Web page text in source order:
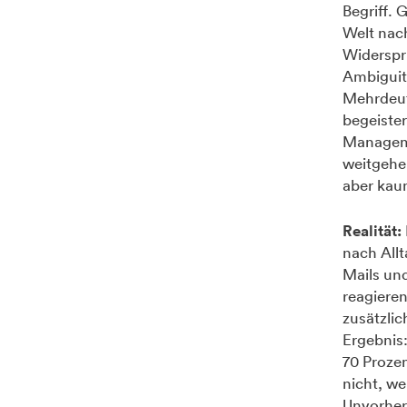
Begriff.
Welt
aber
Realität:
nach
Mails
70
nicht,